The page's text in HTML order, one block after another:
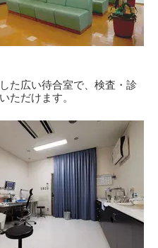
た広い待合室で、検査・診
ただけます。